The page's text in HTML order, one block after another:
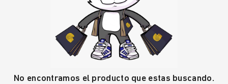
No encontramos el producto que estas buscando.